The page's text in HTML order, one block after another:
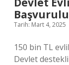
Tarih: Mart 4, 2025
150 bin TL
Devlet